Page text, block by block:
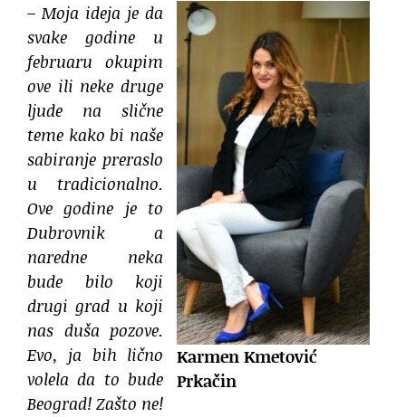
Karmen Kmetović
Prkačin
– Moja ideja je da
svake godine u
februaru okupim
ove ili neke druge
ljude na slične
teme kako bi naše
sabiranje preraslo
u tradicionalno.
Ove godine je to
Dubrovnik a
naredne neka
bude bilo koji
drugi grad u koji
nas duša pozove.
Evo, ja bih lično
volela da to bude
Beograd! Zašto ne!